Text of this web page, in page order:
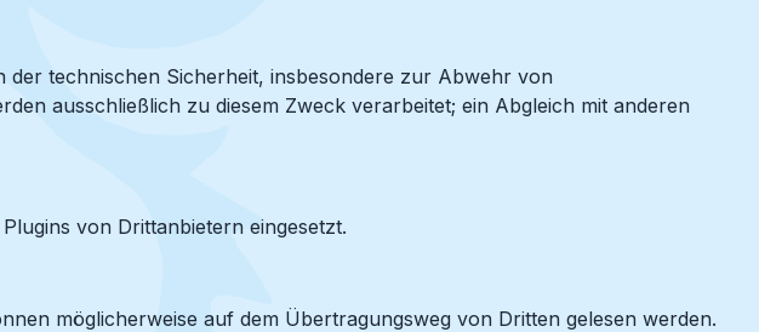
der technischen Sicherheit, insbesondere zur Abwehr von
ausschließlich zu diesem Zweck verarbeitet; ein Abgleich mit anderen
von Drittanbietern eingesetzt.
möglicherweise auf dem Übertragungsweg von Dritten gelesen werden.